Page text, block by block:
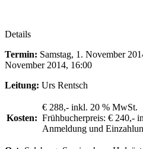
Details
Termin: Samstag, 1. November
November 2014, 16:00
Leitung: Urs Rentsch
Kosten:
€ 288,- inkl. 20 % MwSt.
Frühbucherpreis: € 240,-
Anmeldung und